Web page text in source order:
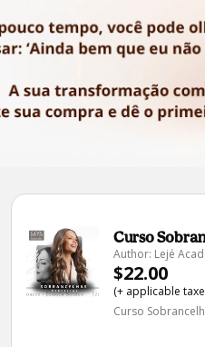
Curso
Author: Lejé
$22.00
(+ applicable
Curso